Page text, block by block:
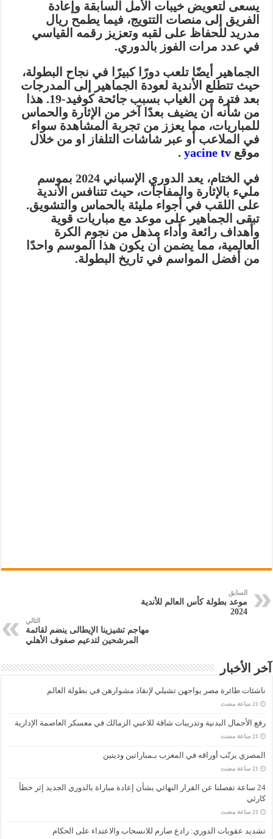
يسعى لتعويض خيبات الأمل السابقة وإعادة
الفريق إلى منصات التتويج، فيما يطمح ريال
مدريد للحفاظ على لقبه وتعزيز رقمه القياسي
في عدد مرات الفوز بالدوري.
الجماهير أيضًا تلعب دورًا كبيرًا في نجاح البطولة،
حيث تتطلع الأندية لعودة الجماهير إلى المدرجات
بعد فترة من الغياب بسبب جائحة كوفيد-19. هذا
من شأنه أن يضيف بعدًا آخر من الإثارة والحماس
للمباريات، مما يعزز من تجربة المشاهدة سواء
في الملاعب أو عبر شاشات التلفاز او من خلال
موقعyacine tv
.
في الختام، يعد الدوري الإسباني 2024 بموسم
مليء بالإثارة والمفاجآت، حيث تتنافس الأندية
على اللقب في أجواء مليئة بالحماس والتشويق.
تبقى الجماهير على موعد مع مباريات قوية
وأهداف رائعة وأداء مذهل من نجوم الكرة
العالمية، مما يضمن أن يكون هذا الموسم واحدًا
من أفضل المواسم في تاريخ البطولة.
السابق
موعد بطولة كأس العالم للأندية
2024
التالي
مهاجم تشيزينا الإيطالى ينضم لقائمة
المرشحين لتدعيم صفوف الأهلي
آخر الأخبار
ناشئات طائرة مصر يواجهن تشيلي لإنقاذ مشوارهن في بطولة العالم
رفع الأحمال البدنية وتدريبات شاقة للاعبي الزمالك في معسكر العاصمة الإدارية
المصري يرتّب أوراقه في المغرب بـمباراتين وديتين
24 ساعة تفصلنا عن القرار النهائي بشأن إعادة مباراة بالدوري الجديد إثر خطأ
كارثي
تشديد عقوبات الدوري: رادع صارم للانسحاب والاعتداء على الحكام